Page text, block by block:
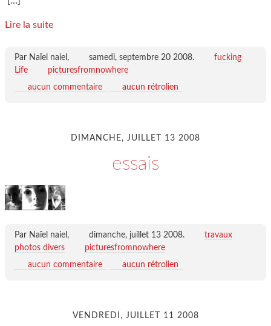
Lire la suite
Par Naïel naiel, samedi, septembre 20 2008.
fucking
Life
picturesfromnowhere
aucun commentaire
aucun rétrolien
DIMANCHE, JUILLET 13 2008
essais
Par Naïel naiel, dimanche, juillet 13 2008.
travaux
photos divers
picturesfromnowhere
aucun commentaire
aucun rétrolien
VENDREDI, JUILLET 11 2008